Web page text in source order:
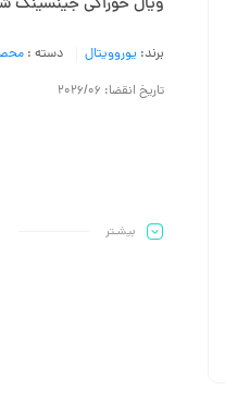
برند: یوروویتال دسته :
تاریخ انقضا: 2026/06
بیشـتر